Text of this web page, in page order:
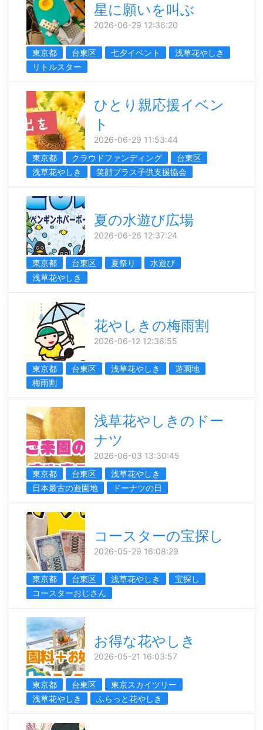
星に願いを叫ぶ
2026-06-29 12:36:20
東京都 台東区 七夕イベント
浅草花やしき
リトルスター
ひとり親応援イベン
ト
2026-06-29 11:53:44
東京都
クラウドファンディング
台東区
浅草花やしき
笑顔プラス子供支援協会
夏の水遊び広場
2026-06-26 12:37:24
東京都 台東区 夏祭り
水遊び
浅草花やしき
花やしきの梅雨割
2026-06-12 12:36:55
東京都 台東区 浅草花やしき
遊園地
梅雨割
浅草花やしきのドー
ナツ
2026-06-03 13:30:45
東京都
台東区
浅草花やしき
日本最古の遊園地
ドーナツの日
コースターの宝探し
2026-05-29 16:08:29
東京都 台東区 浅草花やしき
宝探し
コースターおじさん
お得な花やしき
2026-05-21 16:03:57
東京都 台東区
東京スカイツリー
浅草花やしき
ふらっと花やしき